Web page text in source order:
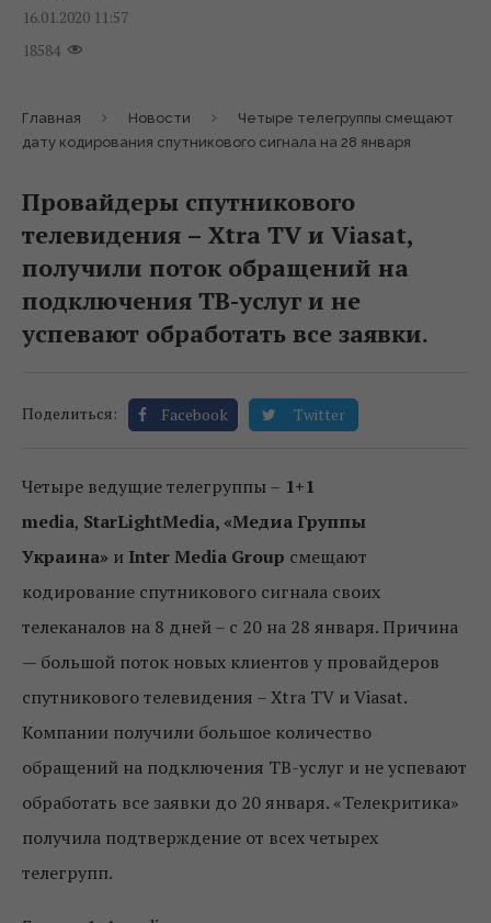
16.01.2020 11:57
18584
Главная Новости
Четыре телегруппы смещают
дату кодирования спутникового сигнала на 28 января
Провайдеры спутникового
телевидения – Xtra TV и Viasat,
получили поток обращений на
подключения ТВ-услуг и не
успевают обработать все заявки.
Поделиться: Facebook Twitter
Четыре ведущие телегруппы – 1+1
media, StarLightMedia, «Медиа Группы
Украина» и InterMedia Group смещают
кодирование спутникового сигнала своих
телеканалов на 8 дней – с 20 на 28 января. Причина
— большой поток новых клиентов у провайдеров
спутникового телевидения – Xtra TV и Viasat.
Компании получили большое количество
обращений на подключения ТВ-услуг и не успевают
обработать все заявки до 20 января. «Телекритика»
получила подтверждение от всех четырех
телегрупп.